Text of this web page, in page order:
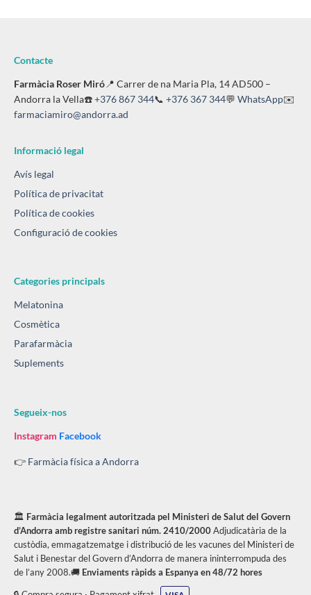
Contacte
Farmàcia Roser Miró📍 Carrer de na Maria Pla, 14 AD500 –
Andorra la Vella☎️+376 867 344📞 +376 367 344💬 WhatsApp✉️
farmaciamiro@andorra.ad
Informació legal
Avís legal
Política de privacitat
Política de cookies
Configuració de cookies
Categories principals
Melatonina
Cosmètica
Parafarmàcia
Suplements
Segueix-nos
Instagram Facebook
👉 Farmàcia física a Andorra
🏛️ Farmàcia legalment autoritzada pel Ministeri de Salut del Govern
d’Andorra amb registre sanitari núm. 2410/2000Adjudicatària de la
custòdia, emmagatzematge i distribució de les vacunes del Ministeri de
Salut i Benestar del Govern d’Andorra de manera ininterrompuda des
de l’any 2008.🚚 Enviaments ràpids a Espanya en 48/72 hores